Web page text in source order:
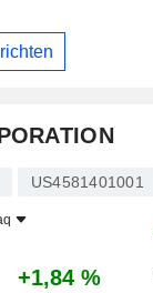
US4581401001
+1,84 %